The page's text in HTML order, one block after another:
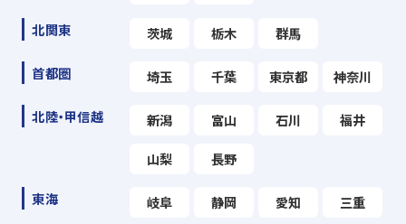
北関東 茨城 栃木 群馬
首都圏 埼玉 千葉 東京都 神奈川
北陸・甲信越 新潟 富山 石川 福井
山梨 長野
東海 岐阜 静岡 愛知 三重